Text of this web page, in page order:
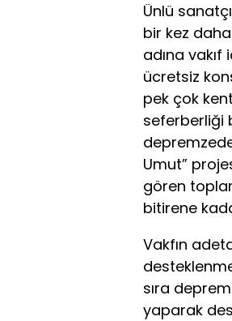
Ünlü
bir kez daha
adına
ücretsiz
pek çok
seferberliği
Umut”
gören
bitirene
Vakfın
sıra
yaparak